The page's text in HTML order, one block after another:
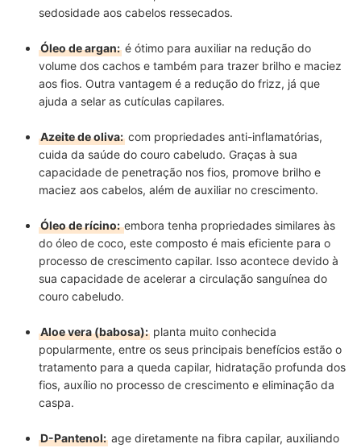
sedosidade aos cabelos ressecados.
Óleo de argan: é ótimo para auxiliar na redução do
volume dos cachos e também para trazer brilho e maciez
aos fios. Outra vantagem é a redução do frizz, já que
ajuda a selar as cutículas capilares.
Azeite de oliva: com propriedades anti-inflamatórias,
cuida da saúde do couro cabeludo. Graças à sua
capacidade de penetração nos fios, promove brilho e
maciez aos cabelos, além de auxiliar no crescimento.
Óleo de rícino:embora tenha propriedades similares às
do óleo de coco, este composto é mais eficiente para o
processo de crescimento capilar. Isso acontece devido à
sua capacidade de acelerar a circulação sanguínea do
couro cabeludo.
Aloe vera (babosa): planta muito conhecida
popularmente, entre os seus principais benefícios estão o
tratamento para a queda capilar, hidratação profunda dos
fios, auxílio no processo de crescimento e eliminação da
caspa.
D-Pantenol: age diretamente na fibra capilar, auxiliando